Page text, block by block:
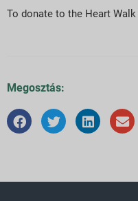
To donate to the Heart
Megosztás: